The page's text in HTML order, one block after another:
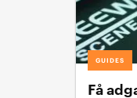
GUIDES
Få